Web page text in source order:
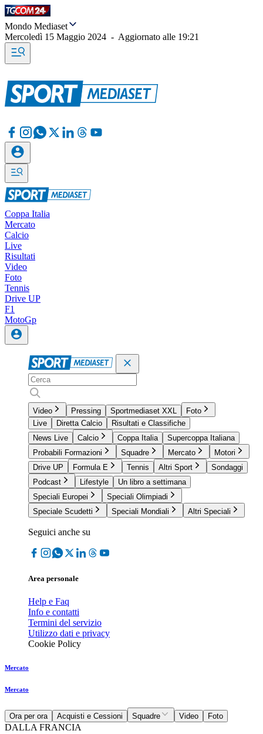
Mondo Mediaset
Mercoledì 15 Maggio 2024 - Aggiornato alle 19:21
Coppa Italia
Mercato
Calcio
Live
Risultati
Video
Foto
Tennis
Drive UP
F1
MotoGp
Video Pressing Sportmediaset XXL
Foto
Live
Diretta Calcio
Risultati e Classifiche
News Live
Calcio Coppa Italia
Supercoppa Italiana
Probabili Formazioni
Squadre Mercato
Motori
Drive UP
Formula E Tennis Altri Sport
Sondaggi
Podcast
Lifestyle
Un libro a settimana
Speciali Europei
Speciali Olimpiadi
Speciale Scudetti
Speciali Mondiali Altri Speciali
Seguici anche su
Area personale
Help e Faq
Info e contatti
Termini del servizio
Utilizzo dati e privacy
Cookie Policy
Mercato
Mercato
Ora per ora Acquisti e Cessioni Squadre Video Foto
DALLA FRANCIA